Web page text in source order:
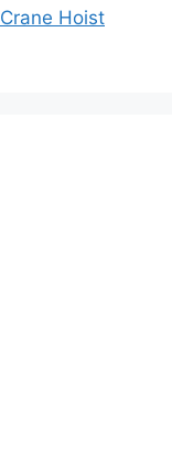
Hoist